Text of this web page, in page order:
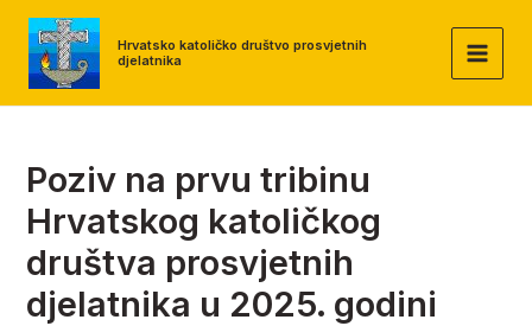
Skip
content
Hrvatsko katoličko društvo prosvjetnih
djelatnika
MAIN
Poziv na prvu tribinu
Hrvatskog katoličkog
društva prosvjetnih
djelatnika u 2025. godini